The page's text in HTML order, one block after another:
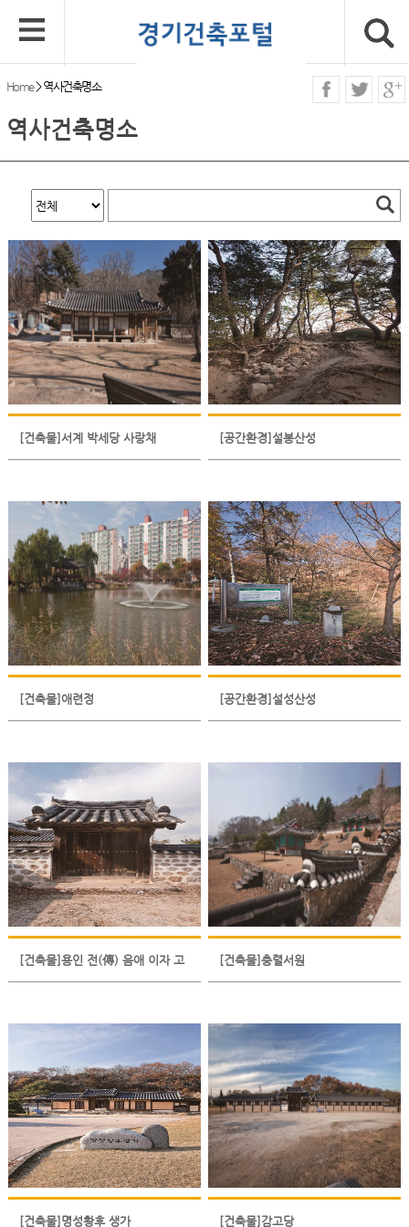
Home>역사건축명소
역사건축명소
[건축물]서계 박세당 사랑채 [공간환경]설봉산성
[건축물]애련정 [공간환경]설성산성
[건축물]용인 전(傳) 음애 이자 고
택
[건축물]충렬서원
[건축물]명성황후 생가 [건축물]감고당